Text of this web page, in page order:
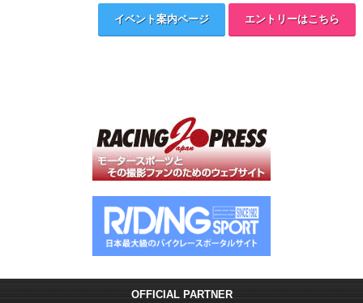
イベント案内ページ エントリーはこちら